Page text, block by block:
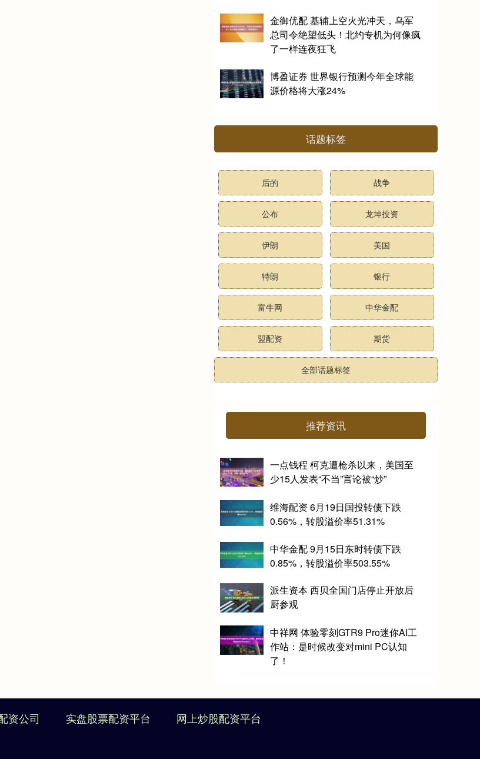
金御优配 基辅上空火光冲天，乌军
总司令绝望低头！北约专机为何像疯
了一样连夜狂飞
博盈证券 世界银行预测今年全球能
源价格将大涨24%
话题标签
后的 战争
公布 龙坤投资
伊朗 美国
特朗 银行
富牛网 中华金配
盟配资 期货
全部话题标签
推荐资讯
一点钱程 柯克遭枪杀以来，美国至
少15人发表“不当”言论被“炒”
维海配资 6月19日国投转债下跌
0.56%，转股溢价率51.31%
中华金配 9月15日东时转债下跌
0.85%，转股溢价率503.55%
派生资本 西贝全国门店停止开放后
厨参观
中祥网 体验零刻GTR9 Pro迷你AI工
作站：是时候改变对mini PC认知
了！
资公司 实盘股票配资平台 网上炒股配资平台